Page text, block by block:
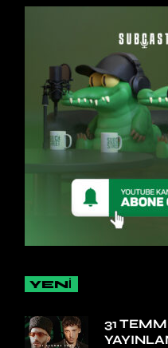
YENİ
31